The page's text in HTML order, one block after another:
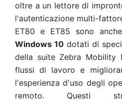
oltre a un lettore di
l'autenticazione multi-
ET80 e ET85 sono
Windows 10 dotati di
della suite Zebra Mobility
flussi di lavoro e
l'esperienza d'uso degli
remoto. Questi